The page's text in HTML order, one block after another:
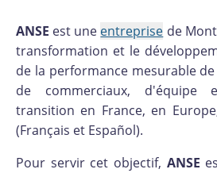
ANSE est une entreprise de
transformation et le
de la performance mesurable
de commerciaux, d'équipe
transition en France, en
(Français et Español).
Pour servir cet objectif, ANSE